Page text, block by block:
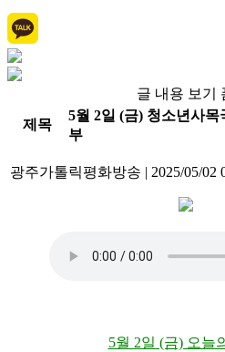
글 내용 보기
제목
5월 2일 (금) 청소년사목
부
광주가톨릭평화방송 | 2025/05/02
5월 2일 (금) 오늘